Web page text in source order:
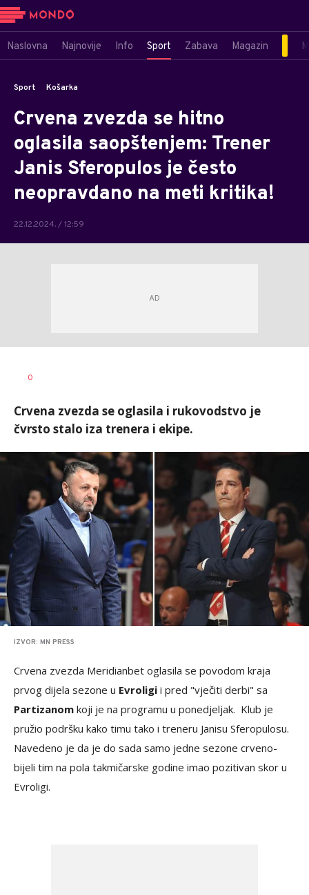
Naslovna Najnovije Info Sport Zabava Magazin
Sport Košarka
Crvena zvezda se hitno
oglasila saopštenjem: Trener
Janis Sferopulos je često
neopravdano na meti kritika!
22.12.2024. / 12:59
AUTOR
0
Crvena zvezda se oglasila i rukovodstvo je
čvrsto stalo iza trenera i ekipe.
IZVOR: MN PRESS
Crvena zvezda Meridianbet oglasila se povodom kraja
prvog dijela sezone u Evroligi i pred "vječiti derbi" sa
Partizanom koji je na programu u ponedjeljak. Klub je
pružio podršku kako timu tako i treneru Janisu Sferopulosu.
Navedeno je da je do sada samo jedne sezone crveno-
bijeli tim na pola takmičarske godine imao pozitivan skor u
Evroligi.